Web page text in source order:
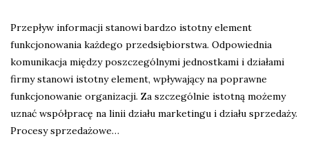
Przepływ informacji stanowi bardzo istotny element
funkcjonowania każdego przedsiębiorstwa. Odpowiednia
komunikacja między poszczególnymi jednostkami i działami
firmy stanowi istotny element, wpływający na poprawne
funkcjonowanie organizacji. Za szczególnie istotną możemy
uznać współpracę na linii działu marketingu i działu sprzedaży.
Procesy sprzedażowe…